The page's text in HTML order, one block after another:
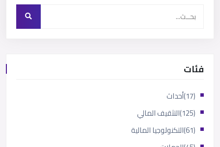
فئات
أحداث
(17)
التثقيف المالي
(125)
التكنولوجيا المالية
(61)